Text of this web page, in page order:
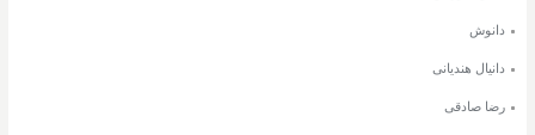
دانوش
دانیال هندیانی
رضا صادقی